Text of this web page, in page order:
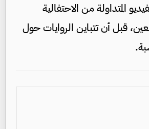
المتداولة من الاحتفالية
قبل أن تتباين الروايات حول